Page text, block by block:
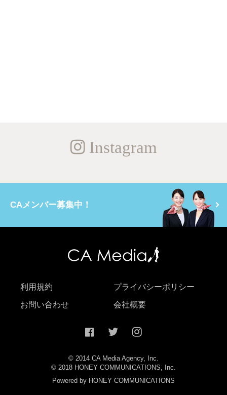
Instagram
CAメンバー募集中！
利用規約 プライバシーポリシー
お問い合わせ 会社概要
© 2014 CA Media Agency, Inc.
© 2018 HONEY COMMUNICATIONS, Inc.
Powered by HONEY COMMUNICATIONS